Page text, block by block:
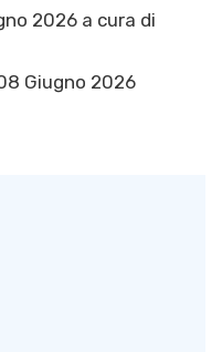
2026 a cura di
Giugno 2026